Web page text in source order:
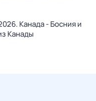
Канада - Босния и
Канады